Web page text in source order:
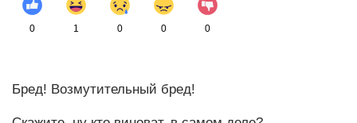
0 1 0 0 0
Бред! Возмутительный бред!